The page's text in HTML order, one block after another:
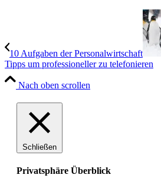
10 Aufgaben der Personalwirtschaft
Tipps um professioneller zu telefonieren
Nach oben scrollen
Schließen
Privatsphäre Überblick